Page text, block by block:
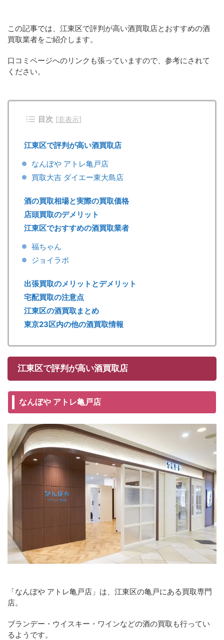
この記事では、江東区で評判が高い酒買取店とおすすめの酒
買取業者をご紹介します。
口コミページへのリンクも張っていますので、参考にされて
ください。
目次 [非表示]
江東区で評判が高い酒買取店
なんぼや アトレ亀戸店
買取大吉 ダイエー東大島店
酒の買取相場と実際の買取価格
店頭買取のデメリット
江東区でおすすめの酒買取業者
福ちゃん
ジョイラボ
出張買取のメリットとデメリット
宅配買取の注意点
江東区の酒買取まとめ
東京23区内の他の酒買取情報
江東区で評判が高い酒買取店
なんぼや アトレ亀戸店
「なんぼや アトレ亀戸店」は、江東区の亀戸にある買取専門
店。
ブランデー・ウイスキー・ワインなどの酒の買取も行ってい
るようです。